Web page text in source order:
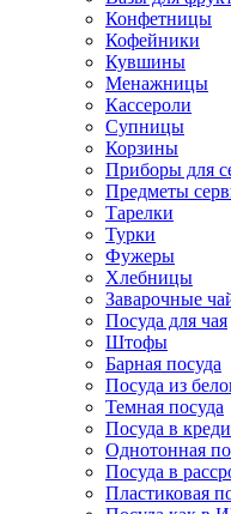
Конфетницы
Кофейники
Кувшины
Менажницы
Кассероли
Супницы
Корзины
Приборы для
Предметы
Тарелки
Турки
Фужеры
Хлебницы
Заварочные
Посуда для чая
Штофы
Барная посуда
Посуда из
Темная посуда
Посуда в
Однотонная
Посуда в
Пластиковая